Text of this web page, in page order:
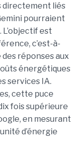
directement liés
pourraient
est
c’est-à-
réponses aux
énergétiques
services IA.
cette puce
fois supérieure
en mesurant
d’énergie